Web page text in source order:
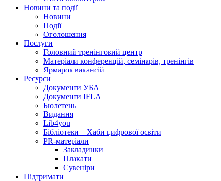
Новини та події
Новини
Події
Оголошення
Послуги
Головний тренінговий центр
Матеріали конференцій, семінарів, тренінгів
Ярмарок вакансій
Ресурси
Документи УБА
Документи IFLA
Бюлетень
Видання
Lib4you
Бібліотеки – Хаби цифрової освіти
PR-матеріали
Закладинки
Плакати
Сувеніри
Підтримати